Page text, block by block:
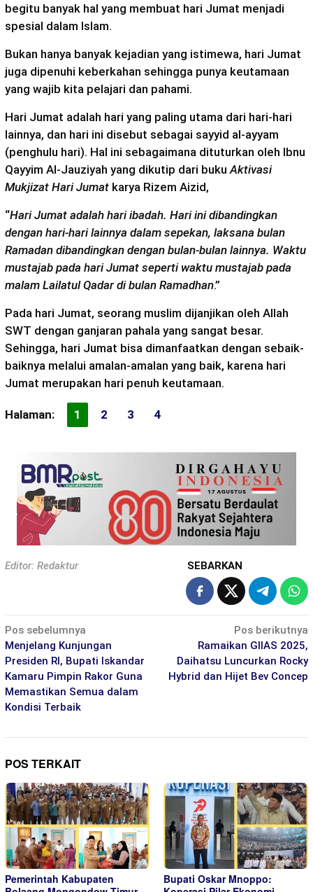
begitu banyak hal yang membuat hari Jumat menjadi
spesial dalam Islam.
Bukan hanya banyak kejadian yang istimewa, hari Jumat
juga dipenuhi keberkahan sehingga punya keutamaan
yang wajib kita pelajari dan pahami.
Hari Jumat adalah hari yang paling utama dari hari-hari
lainnya, dan hari ini disebut sebagai sayyid al-ayyam
(penghulu hari). Hal ini sebagaimana dituturkan oleh Ibnu
Qayyim Al-Jauziyah yang dikutip dari buku Aktivasi
Mukjizat Hari Jumat karya Rizem Aizid,
“Hari Jumat adalah hari ibadah. Hari ini dibandingkan
dengan hari-hari lainnya dalam sepekan, laksana bulan
Ramadan dibandingkan dengan bulan-bulan lainnya. Waktu
mustajab pada hari Jumat seperti waktu mustajab pada
malam Lailatul Qadar di bulan Ramadhan.”
Pada hari Jumat, seorang muslim dijanjikan oleh Allah
SWT dengan ganjaran pahala yang sangat besar.
Sehingga, hari Jumat bisa dimanfaatkan dengan sebaik-
baiknya melalui amalan-amalan yang baik, karena hari
Jumat merupakan hari penuh keutamaan.
Halaman: 1 2 3 4
Editor: Redaktur SEBARKAN
Navigasi
pos
Pos sebelumnya
Menjelang Kunjungan
Presiden RI, Bupati Iskandar
Kamaru Pimpin Rakor Guna
Memastikan Semua dalam
Kondisi Terbaik
Pos berikutnya
Ramaikan GIIAS 2025,
Daihatsu Luncurkan Rocky
Hybrid dan Hijet Bev Concep
POS TERKAIT
Pemerintah Kabupaten
Bupati Oskar Mnoppo: